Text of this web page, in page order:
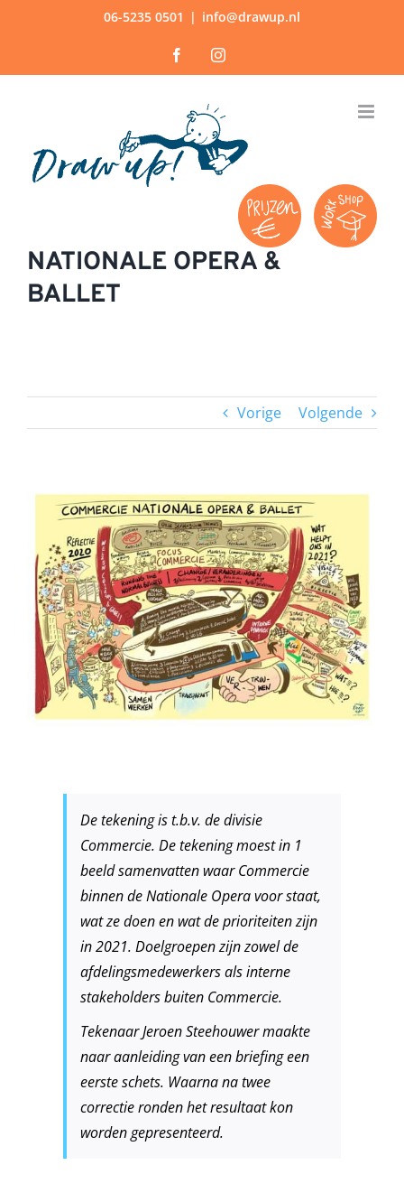
06-5235 0501 | info@drawup.nl
FacebookInstagram
NATIONALE OPERA &
BALLET
Vorige Volgende
View
Larger
Image
De tekening is t.b.v. de divisie
Commercie. De tekening moest in 1
beeld samenvatten waar Commercie
binnen de Nationale Opera voor staat,
wat ze doen en wat de prioriteiten zijn
in 2021. Doelgroepen zijn zowel de
afdelingsmedewerkers als interne
stakeholders buiten Commercie.
Tekenaar Jeroen Steehouwer maakte
naar aanleiding van een briefing een
eerste schets. Waarna na twee
correctie ronden het resultaat kon
worden gepresenteerd.